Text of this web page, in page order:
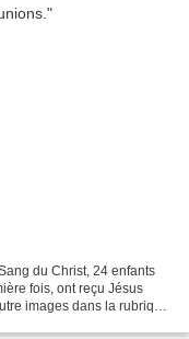
du Christ, 24 enfants
fois, ont reçu Jésus
images dans la rubrique